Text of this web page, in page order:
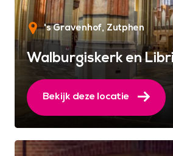
's Gravenhof Zutphen
Walburgiskerk en
Bekijk deze locatie